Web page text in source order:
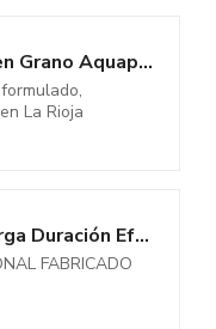
Cloro de Choque en Grano Aquapool para una disolución rápida en el...
La Rioja
Tamar Algicida Larga Duración Efecto Abrillantador,Piscinas...
FABRICADO